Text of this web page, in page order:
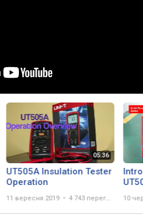
UT505A Insulation Tester
Operation
11 вересня 2019 4 743 перегляда 10